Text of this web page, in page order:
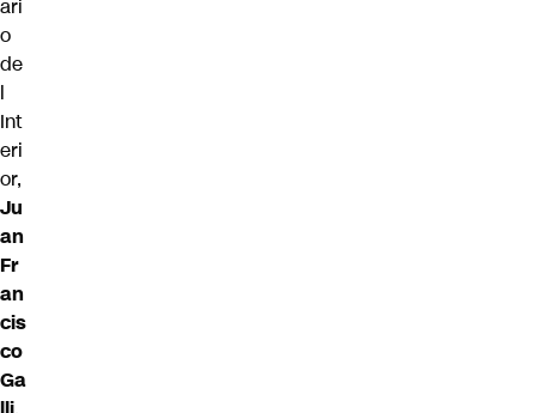
ari
o
de
l
Int
eri
or,
Ju
an
Fr
an
cis
co
Ga